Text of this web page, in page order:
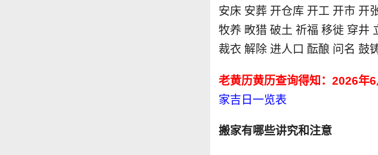
安床 安葬 开仓库 开工 开市 开
牧养 畋猎 破土 祈福 移徙 穿井
裁衣 解除 进人口 酝酿 问名 鼓
老黄历黄历查询得知：2026年
家吉日一览表
搬家有哪些讲究和注意